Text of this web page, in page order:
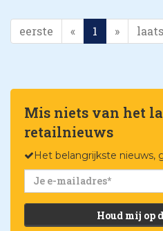
eerste « 1 »
Mis niets van het
retailnieuws
Het belangrijkste nieuws,
Houd mij op